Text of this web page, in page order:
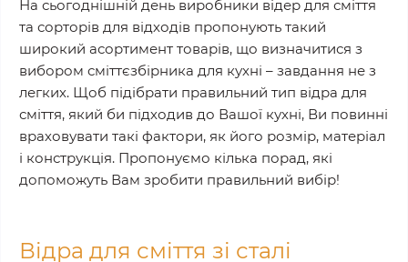
На сьогоднішній день виробники відер для сміття
та сорторів для відходів пропонують такий
широкий асортимент товарів, що визначитися з
вибором сміттєзбірника для кухні – завдання не з
легких. Щоб підібрати правильний тип відра для
сміття, який би підходив до Вашої кухні, Ви повинні
враховувати такі фактори, як його розмір, матеріал
і конструкція. Пропонуємо кілька порад, які
допоможуть Вам зробити правильний вибір!
Відра для сміття зі сталі